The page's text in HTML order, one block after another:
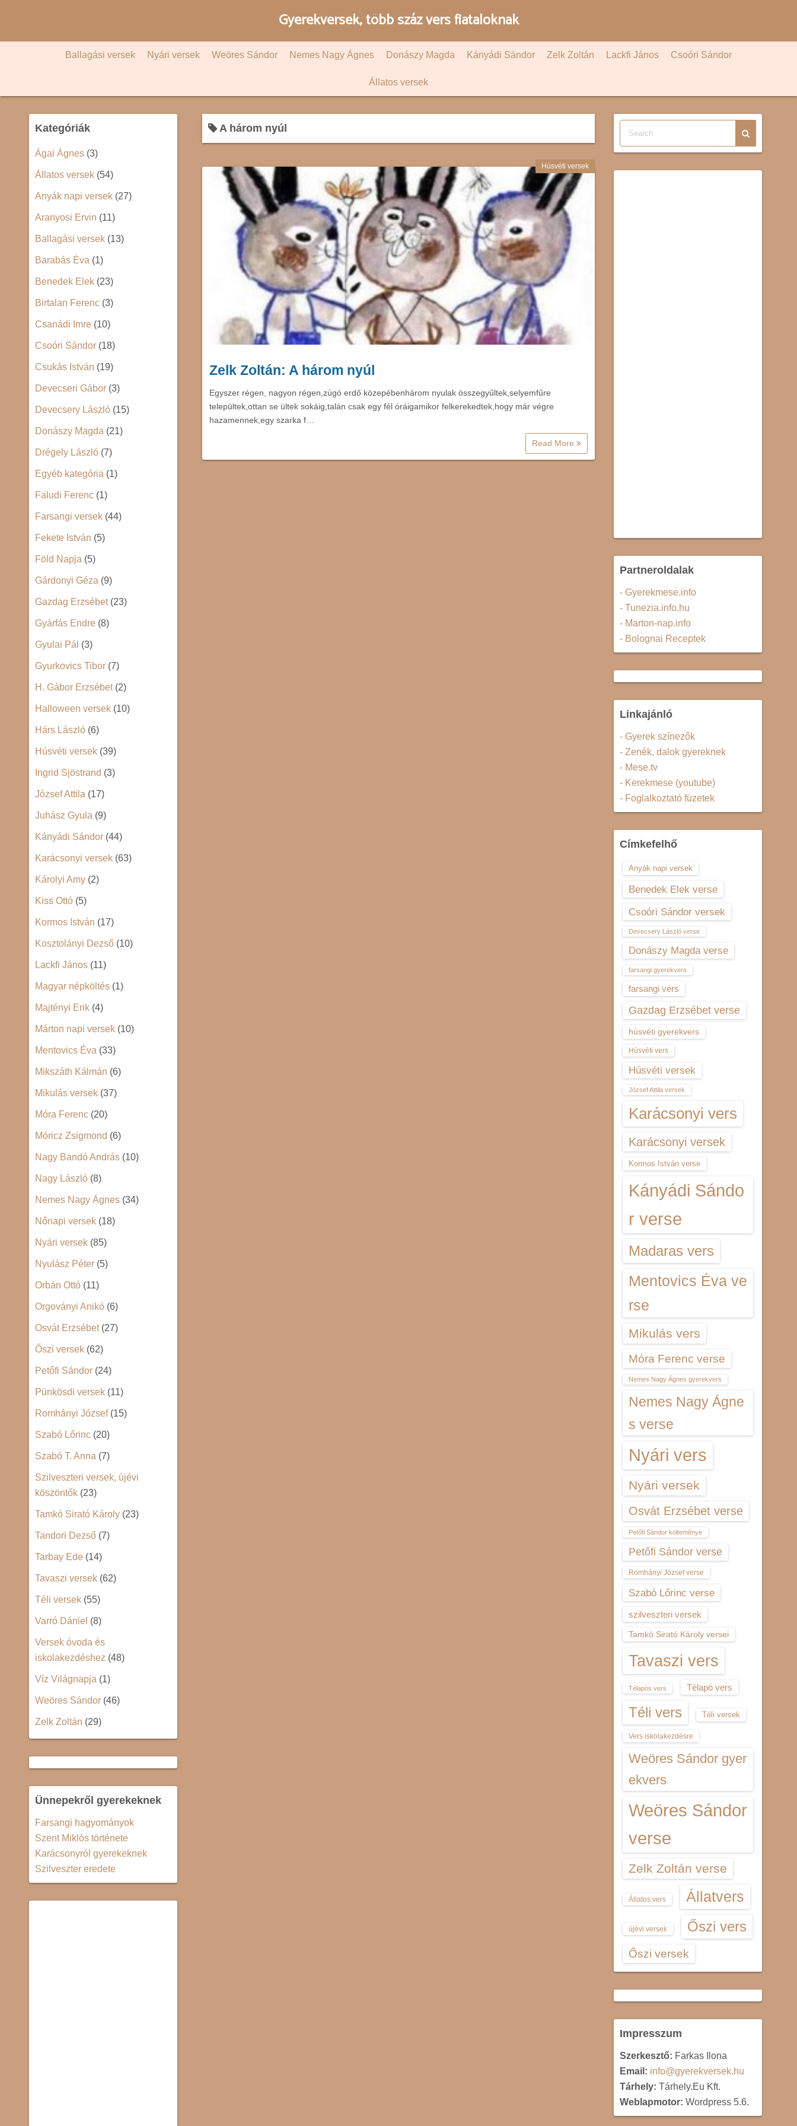
c
Gyerekversek, több száz vers fiataloknak
Ballagási versek Nyári versek Weöres Sándor Nemes Nagy Ágnes Donászy Magda Kányádi Sándor Zelk Zoltán Lackfi János Csoóri Sándor
Állatos versek
A három nyúl
Húsvéti versek
Zelk Zoltán: A három nyúl
Egyszer régen, nagyon régen,zúgó erdő közepébenhárom nyulak összegyűltek,selyemfűre
települtek,ottan se ültek sokáig,talán csak egy fél óráigamikor felkerekedtek,hogy már végre
hazamennek,egy szarka f…
Read More
Kategóriák
Ágai Ágnes (3)
Állatos versek (54)
Anyák napi versek (27)
Aranyosi Ervin (11)
Ballagási versek (13)
Barabás Éva (1)
Benedek Elek (23)
Birtalan Ferenc (3)
Csanádi Imre (10)
Csoóri Sándor (18)
Csukás István (19)
Devecseri Gábor (3)
Devecsery László (15)
Donászy Magda (21)
Drégely László (7)
Egyéb kategória (1)
Faludi Ferenc (1)
Farsangi versek (44)
Fekete István (5)
Föld Napja (5)
Gárdonyi Géza (9)
Gazdag Erzsébet(23)
Gyárfás Endre (8)
Gyulai Pál (3)
Gyurkovics Tibor (7)
H. Gábor Erzsébet(2)
Halloween versek (10)
Hárs László (6)
Húsvéti versek (39)
Ingrid Sjöstrand (3)
József Attila (17)
Juhász Gyula (9)
Kányádi Sándor (44)
Karácsonyi versek (63)
Károlyi Amy (2)
Kiss Ottó (5)
Kormos István (17)
Kosztolányi Dezső (10)
Lackfi János (11)
Magyar népköltés (1)
Majtényi Erik (4)
Márton napi versek (10)
Mentovics Éva (33)
Mikszáth Kálmán (6)
Mikulás versek (37)
Móra Ferenc (20)
Móricz Zsigmond (6)
Nagy Bandó András (10)
Nagy László (8)
Nemes Nagy Ágnes (34)
Nőnapi versek (18)
Nyári versek (85)
Nyulász Péter (5)
Orbán Ottó (11)
Orgoványi Anikó (6)
Osvát Erzsébet(27)
Őszi versek (62)
Petőfi Sándor (24)
Pünkösdi versek (11)
Romhányi József(15)
Szabó Lőrinc (20)
Szabó T. Anna (7)
Szilveszteri versek, újévi
köszöntők (23)
Tamkó Sirató Károly (23)
Tandori Dezső (7)
Tarbay Ede (14)
Tavaszi versek (62)
Téli versek (55)
Varró Dániel (8)
Versek óvoda és
iskolakezdéshez (48)
Víz Világnapja (1)
Weöres Sándor (46)
Zelk Zoltán (29)
Ünnepekről gyerekeknek
Farsangi hagyományok
Szent Miklós története
Karácsonyról gyerekeknek
Szilveszter eredete
Partneroldalak
- Gyerekmese.info
- Tunezia.info.hu
- Marton-nap.info
- Bolognai Receptek
Linkajánló
- Gyerek színezők
- Zenék, dalok gyereknek
- Mese.tv
- Kerekmese (youtube)
- Foglalkoztató füzetek
Címkefelhő
Anyák napi versek
Benedek Elek verse
Csoóri Sándor versek
Devecsery László verse
Donászy Magda verse
farsangi gyerekvers
farsangi vers
Gazdag Erzsébet verse
húsvéti gyerekvers
Húsvéti vers
Húsvéti versek
József Attila versek
Karácsonyi vers
Karácsonyi versek
Kormos István verse
Kányádi Sándo
r verse
Madaras vers
Mentovics Éva ve
rse
Mikulás vers
Móra Ferenc verse
Nemes Nagy Ágnes gyerekvers
Nemes Nagy Ágne
s verse
Nyári vers
Nyári versek
Osvát Erzsébet verse
Petőfi Sándor költeménye
Petőfi Sándor verse
Romhányi József verse
Szabó Lőrinc verse
szilveszteri versek
Tamkó Sirató Károly versei
Tavaszi vers
Télapós vers Télapó vers
Téli vers Téli versek
Vers iskolakezdésre
Weöres Sándor gyer
ekvers
Weöres Sándor
verse
Zelk Zoltán verse
Állatos vers Állatvers
újévi versek Őszi vers
Őszi versek
Impresszum
Szerkesztő: Farkas Ilona
Email: info@gyerekversek.hu
Tárhely: Tárhely.Eu Kft.
Weblapmotor: Wordpress 5.6.